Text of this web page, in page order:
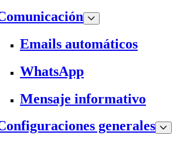
Emails automáticos
WhatsApp
Mensaje informativo
generales